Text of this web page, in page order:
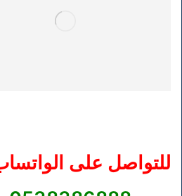
للتواصل على